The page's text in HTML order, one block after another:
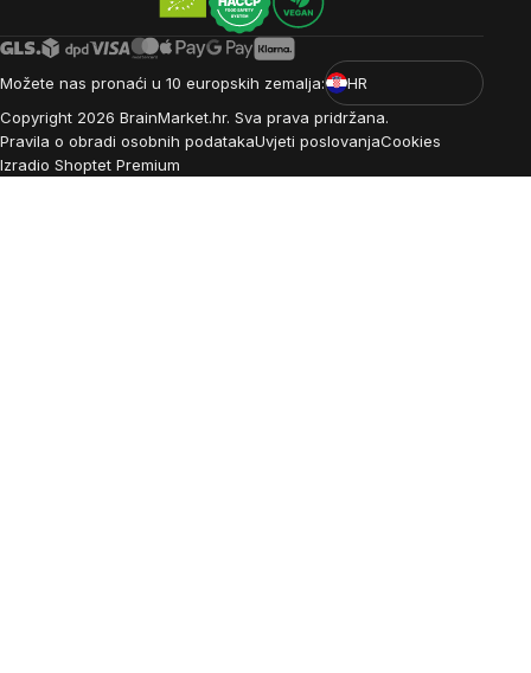
Možete nas pronaći u 10 europskih zemalja:
HR
Copyright 2026 BrainMarket.hr. Sva prava pridržana.
Pravila o obradi osobnih podatakaUvjeti poslovanjaCookies
Izradio Shoptet Premium